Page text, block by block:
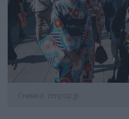
Снимка: zenpop.jp